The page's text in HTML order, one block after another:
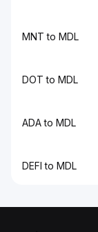
MNT to MDL
DOT to MDL
ADA to MDL
DEFI to MDL